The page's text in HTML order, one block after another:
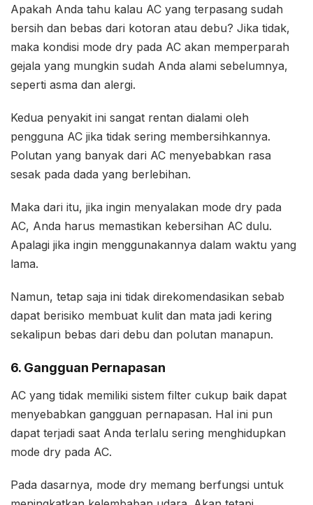
Apakah Anda tahu kalau AC yang terpasang sudah
bersih dan bebas dari kotoran atau debu? Jika tidak,
maka kondisi mode dry pada AC akan memperparah
gejala yang mungkin sudah Anda alami sebelumnya,
seperti asma dan alergi.
Kedua penyakit ini sangat rentan dialami oleh
pengguna AC jika tidak sering membersihkannya.
Polutan yang banyak dari AC menyebabkan rasa
sesak pada dada yang berlebihan.
Maka dari itu, jika ingin menyalakan mode dry pada
AC, Anda harus memastikan kebersihan AC dulu.
Apalagi jika ingin menggunakannya dalam waktu yang
lama.
Namun, tetap saja ini tidak direkomendasikan sebab
dapat berisiko membuat kulit dan mata jadi kering
sekalipun bebas dari debu dan polutan manapun.
6. Gangguan Pernapasan
AC yang tidak memiliki sistem filter cukup baik dapat
menyebabkan gangguan pernapasan. Hal ini pun
dapat terjadi saat Anda terlalu sering menghidupkan
mode dry pada AC.
Pada dasarnya, mode dry memang berfungsi untuk